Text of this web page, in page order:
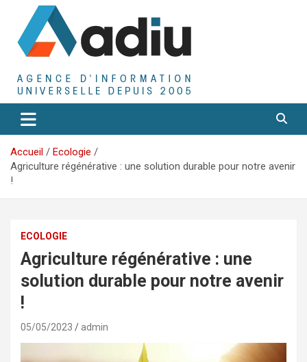
contenu
Adiu
Agence D'Informations Universelle
Accueil
Ecologie
Agriculture régénérative : une solution durable pour notre avenir
!
ECOLOGIE
Agriculture régénérative : une
solution durable pour notre avenir
!
05/05/2023 admin